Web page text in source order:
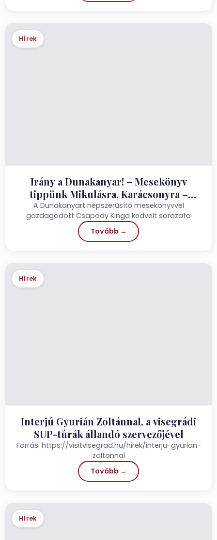
Hírek
Irány a Dunakanyar! – Mesekönyv
tippünk Mikulásra, Karácsonyra –
Visegrád TE
A Dunakanyart népszerűsítő mesekönyvvel
gazdagodott Csapody Kinga kedvelt sorozata
Tovább →
Hírek
Interjú Gyurián Zoltánnal, a visegrádi
SUP-túrák állandó szervezőjével
Forrás: https://visitvisegrad.hu/hirek/interju-gyurian-
zoltannal
Tovább →
Hírek